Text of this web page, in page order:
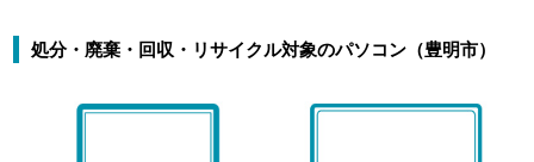
処分・廃棄・回収・リサイクル対象のパソコン（豊明市）